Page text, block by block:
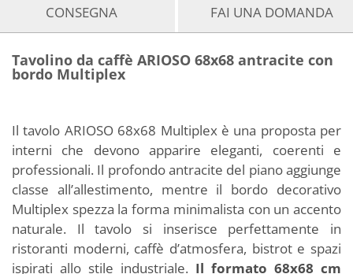
CONSEGNA FAI UNA DOMANDA
Tavolino da caffè ARIOSO 68x68 antracite con
bordo Multiplex
Il tavolo ARIOSO 68x68 Multiplex è una proposta per
interni che devono apparire eleganti, coerenti e
professionali. Il profondo antracite del piano aggiunge
classe all’allestimento, mentre il bordo decorativo
Multiplex spezza la forma minimalista con un accento
naturale. Il tavolo si inserisce perfettamente in
ristoranti moderni, caffè d’atmosfera, bistrot e spazi
ispirati allo stile industriale. Il formato 68x68 cm